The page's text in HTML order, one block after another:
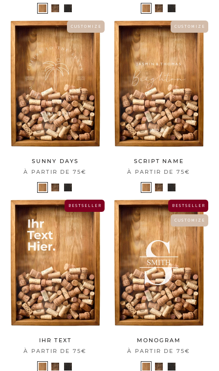
C U S T O M I Z E
SUNNY DAYS
À PARTIR DE 75€
C U S T O M I Z E
SCRIPT NAME
À PARTIR DE 75€
B E S T S E L L E R
IHR TEXT
À PARTIR DE 75€
C U S T O M I Z E
B E S T S E L L E R
MONOGRAM
À PARTIR DE 75€